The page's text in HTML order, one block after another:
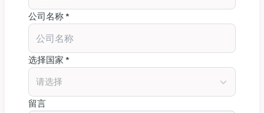
公司名称 *
选择国家 *
请选择
留言